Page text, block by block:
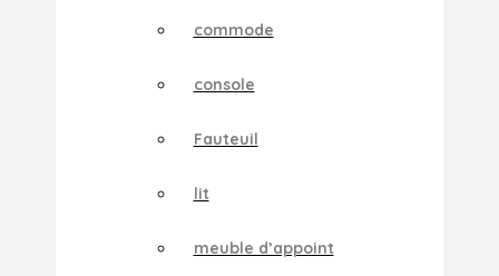
commode
console
Fauteuil
lit
meuble d’appoint